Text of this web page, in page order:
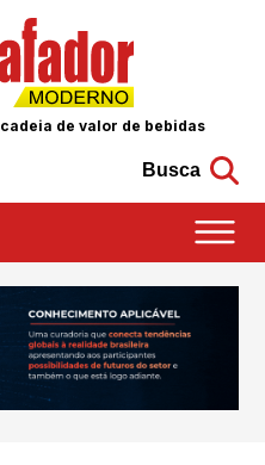
cadeia de valor de bebidas
Busca